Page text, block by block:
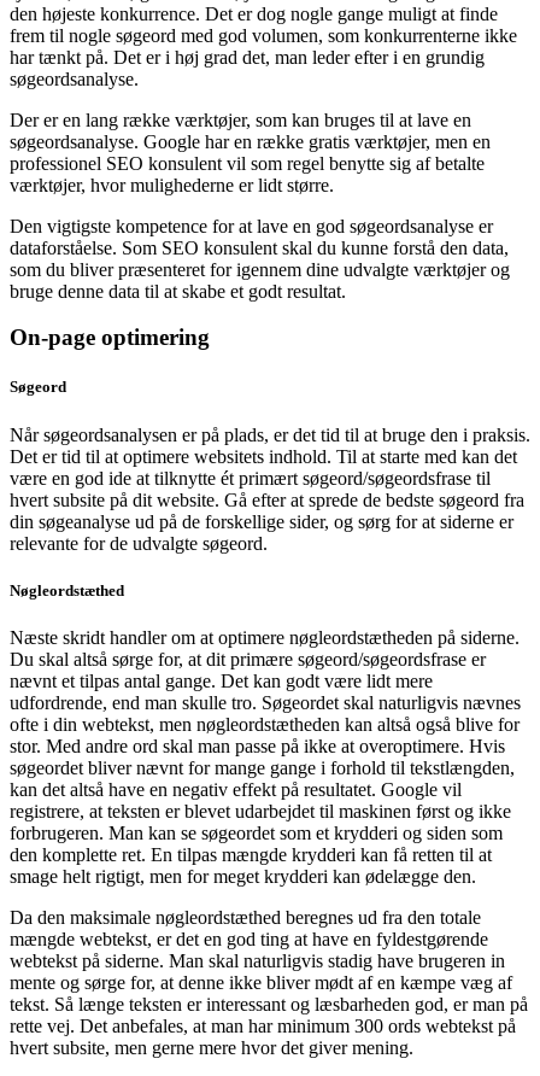
den højeste konkurrence. Det er dog nogle gange muligt at finde
frem til nogle søgeord med god volumen, som konkurrenterne ikke
har tænkt på. Det er i høj grad det, man leder efter i en grundig
søgeordsanalyse.
Der er en lang række værktøjer, som kan bruges til at lave en
søgeordsanalyse. Google har en række gratis værktøjer, men en
professionel SEO konsulent vil som regel benytte sig af betalte
værktøjer, hvor mulighederne er lidt større.
Den vigtigste kompetence for at lave en god søgeordsanalyse er
dataforståelse. Som SEO konsulent skal du kunne forstå den data,
som du bliver præsenteret for igennem dine udvalgte værktøjer og
bruge denne data til at skabe et godt resultat.
On-page optimering
Søgeord
Når søgeordsanalysen er på plads, er det tid til at bruge den i praksis.
Det er tid til at optimere websitets indhold. Til at starte med kan det
være en god ide at tilknytte ét primært søgeord/søgeordsfrase til
hvert subsite på dit website. Gå efter at sprede de bedste søgeord fra
din søgeanalyse ud på de forskellige sider, og sørg for at siderne er
relevante for de udvalgte søgeord.
Nøgleordstæthed
Næste skridt handler om at optimere nøgleordstætheden på siderne.
Du skal altså sørge for, at dit primære søgeord/søgeordsfrase er
nævnt et tilpas antal gange. Det kan godt være lidt mere
udfordrende, end man skulle tro. Søgeordet skal naturligvis nævnes
ofte i din webtekst, men nøgleordstætheden kan altså også blive for
stor. Med andre ord skal man passe på ikke at overoptimere. Hvis
søgeordet bliver nævnt for mange gange i forhold til tekstlængden,
kan det altså have en negativ effekt på resultatet. Google vil
registrere, at teksten er blevet udarbejdet til maskinen først og ikke
forbrugeren. Man kan se søgeordet som et krydderi og siden som
den komplette ret. En tilpas mængde krydderi kan få retten til at
smage helt rigtigt, men for meget krydderi kan ødelægge den.
Da den maksimale nøgleordstæthed beregnes ud fra den totale
mængde webtekst, er det en god ting at have en fyldestgørende
webtekst på siderne. Man skal naturligvis stadig have brugeren in
mente og sørge for, at denne ikke bliver mødt af en kæmpe væg af
tekst. Så længe teksten er interessant og læsbarheden god, er man på
rette vej. Det anbefales, at man har minimum 300 ords webtekst på
hvert subsite, men gerne mere hvor det giver mening.